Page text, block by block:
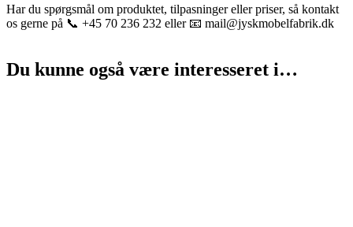
Har du spørgsmål om produktet, tilpasninger eller priser, så kontakt
os gerne på 📞 +45 70 236 232 eller 📧 mail@jyskmobelfabrik.dk
Du kunne også være interesseret i…